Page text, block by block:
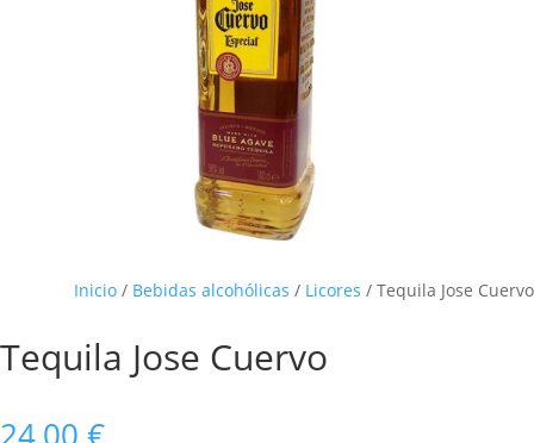
Inicio / Bebidas alcohólicas / Licores / Tequila Jose Cuervo
Tequila Jose Cuervo